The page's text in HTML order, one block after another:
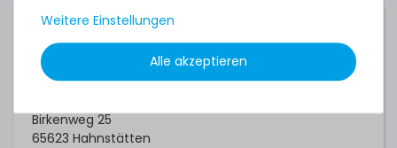
Servicepartner
Dieses Hardware Care Pack ein Service der
Birkenweg 25
65623 Hahnstätten
Weitere Einstellungen
Alle akzeptieren